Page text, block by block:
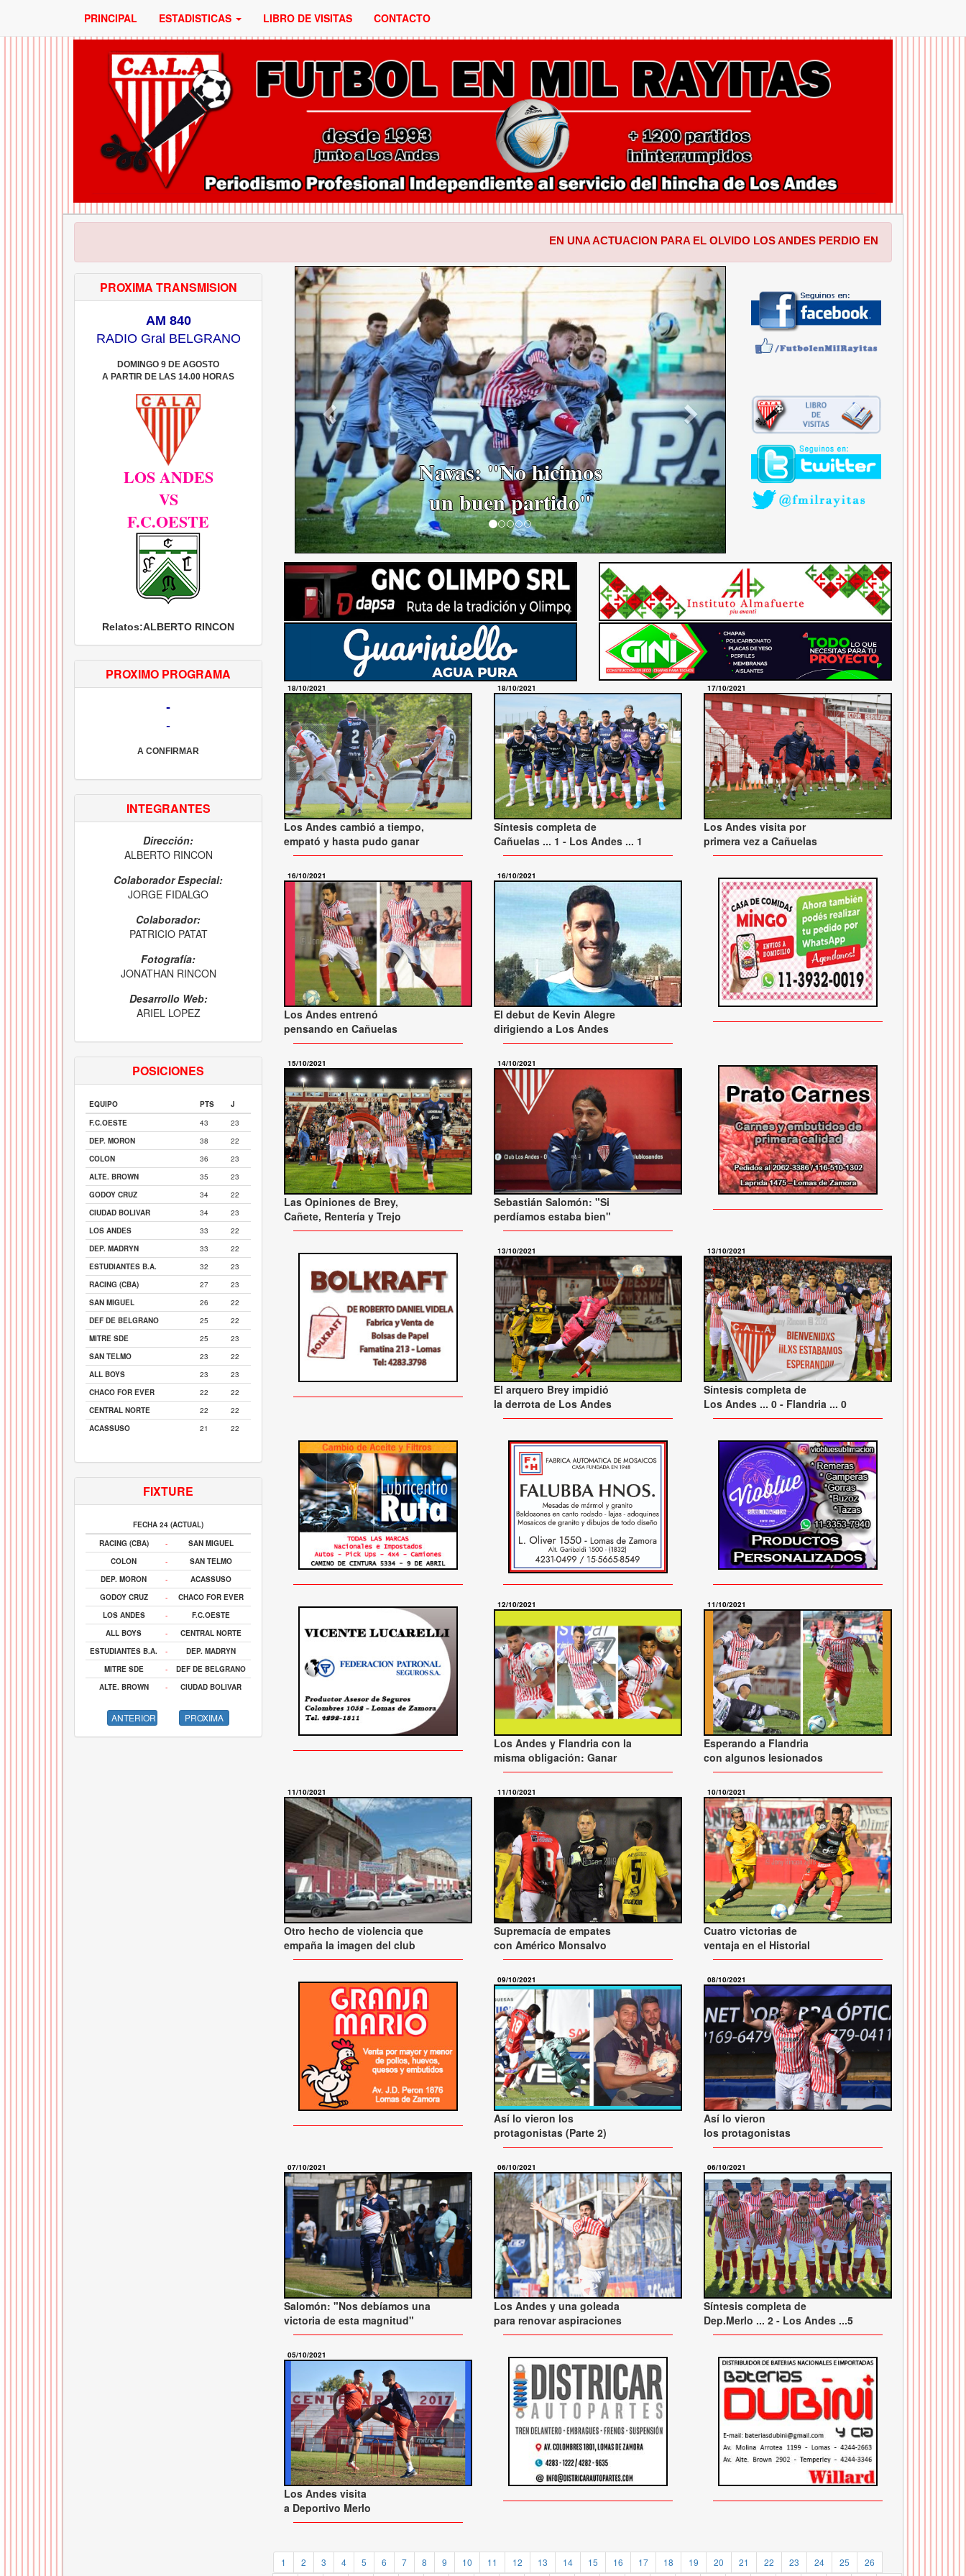
PRINCIPAL ESTADISTICAS LIBRO DE VISITAS CONTACTO
EN UNA ACTUACION PARA EL OLVIDO LOS ANDES PERDIO EN SALTA POR 1 A 0 FRENTE
PROXIMA TRANSMISION
AM 840
RADIO Gral BELGRANO
DOMINGO 9 DE AGOSTO
A PARTIR DE LAS 14.00 HORAS
LOS ANDES
VS
F.C.OESTE
Relatos:ALBERTO RINCON
PROXIMO PROGRAMA
-
-
A CONFIRMAR
INTEGRANTES
Dirección:
ALBERTO RINCON
Colaborador Especial:
JORGE FIDALGO
Colaborador:
PATRICIO PATAT
Fotografía:
JONATHAN RINCON
Desarrollo Web:
ARIEL LOPEZ
POSICIONES
EQUIPO PTS
J
F.C.OESTE
43
23
DEP. MORON
38
22
COLON
36
23
ALTE. BROWN
35
23
GODOY CRUZ
34
22
CIUDAD BOLIVAR
34
23
LOS ANDES
33
22
DEP. MADRYN
33
22
ESTUDIANTES B.A.
32
23
RACING (CBA)
27
23
SAN MIGUEL
26
22
DEF DE BELGRANO
25
22
MITRE SDE
25
23
SAN TELMO
23
22
ALL BOYS
23
23
CHACO FOR EVER
22
22
CENTRAL NORTE
22
22
ACASSUSO
21 22
FIXTURE
FECHA 24 (ACTUAL)
RACING (CBA)
-
SAN MIGUEL
COLON
-
SAN TELMO
DEP. MORON
-
ACASSUSO
GODOY CRUZ
-
CHACO FOR EVER
LOS ANDES
-
F.C.OESTE
ALL BOYS
-
CENTRAL NORTE
ESTUDIANTES B.A.
-
DEP. MADRYN
MITRE SDE
-
DEF DE BELGRANO
ALTE. BROWN
- CIUDAD BOLIVAR
ANTERIOR PROXIMA
El Historial marca
ventaja para Ferro
ANTERIOR SIGUIENTE
18/10/2021
Los Andes cambió a tiempo,
empató y hasta pudo ganar
18/10/2021
Síntesis completa de
Cañuelas ... 1 - Los Andes ... 1
17/10/2021
Los Andes visita por
primera vez a Cañuelas
16/10/2021
Los Andes entrenó
pensando en Cañuelas
16/10/2021
El debut de Kevin Alegre
dirigiendo a Los Andes
15/10/2021
Las Opiniones de Brey,
Cañete, Rentería y Trejo
14/10/2021
Sebastián Salomón: "Si
perdíamos estaba bien"
13/10/2021
El arquero Brey impidió
la derrota de Los Andes
13/10/2021
Síntesis completa de
Los Andes ... 0 - Flandria ... 0
12/10/2021
Los Andes y Flandria con la
misma obligación: Ganar
11/10/2021
Esperando a Flandria
con algunos lesionados
11/10/2021
Otro hecho de violencia que
empaña la imagen del club
11/10/2021
Supremacía de empates
con Américo Monsalvo
10/10/2021
Cuatro victorias de
ventaja en el Historial
09/10/2021
Así lo vieron los
protagonistas (Parte 2)
08/10/2021
Así lo vieron
los protagonistas
07/10/2021
Salomón: "Nos debíamos una
victoria de esta magnitud"
06/10/2021
Los Andes y una goleada
para renovar aspiraciones
06/10/2021
Síntesis completa de
Dep.Merlo ... 2 - Los Andes ...5
05/10/2021
Los Andes visita
a Deportivo Merlo
1 2 3 4 5 6 7 8 9 10 11 12 13 14 15 16 17 18 19 20 21 22 23 24 25 26